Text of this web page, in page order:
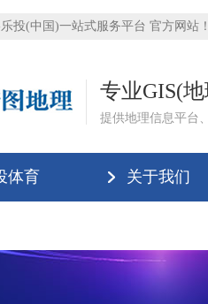
投(中国)一站式服务平台 官方网站！
专业GIS(
提供地理信息平台
体育 关于我们